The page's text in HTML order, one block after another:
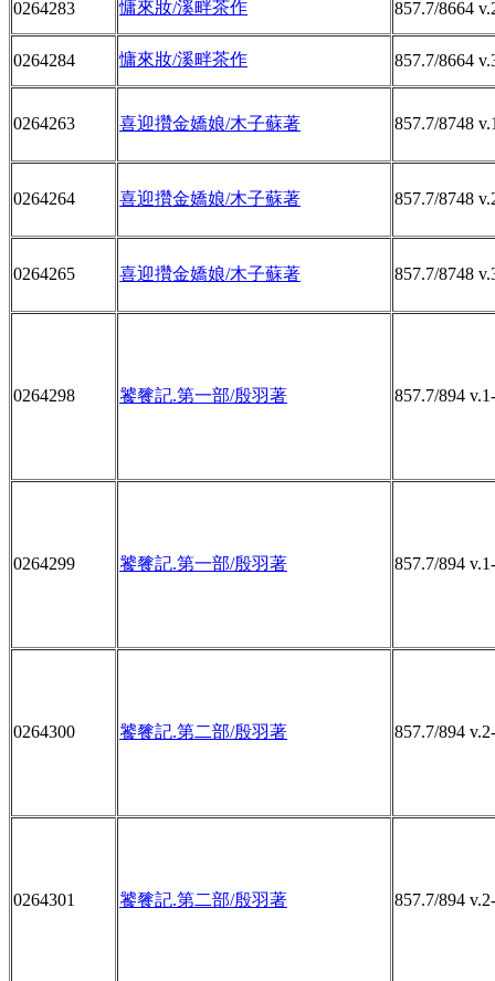
0264283 慵來妝/溪畔茶作 857.7/8664
0264284 慵來妝/溪畔茶作 857.7/8664
0264263 喜迎攢金嬌娘/木子蘇著 857.7/8748
0264264 喜迎攢金嬌娘/木子蘇著 857.7/8748
0264265 喜迎攢金嬌娘/木子蘇著 857.7/8748
0264298 饕餮記.第一部/殷羽著 857.7/894
0264299 饕餮記.第一部/殷羽著 857.7/894
0264300 饕餮記.第二部/殷羽著 857.7/894
0264301 饕餮記.第二部/殷羽著 857.7/894